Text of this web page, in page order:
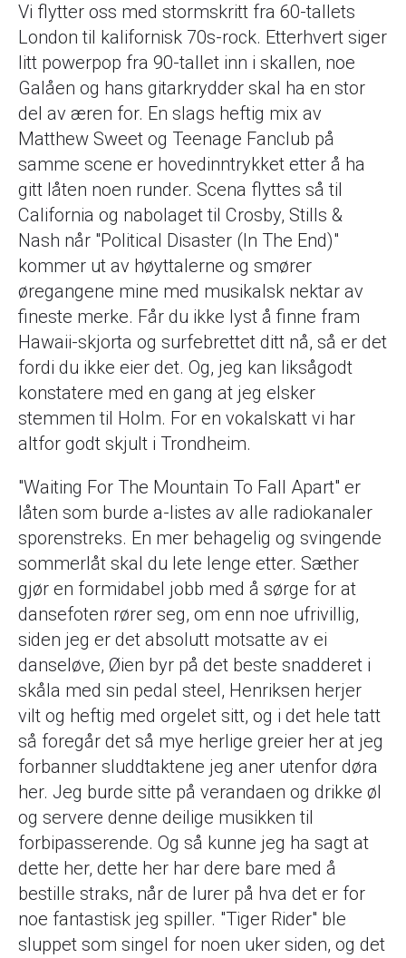
Vi flytter oss med stormskritt fra 60-tallets
London til kalifornisk 70s-rock. Etterhvert siger
litt powerpop fra 90-tallet inn i skallen, noe
Galåen og hans gitarkrydder skal ha en stor
del av æren for. En slags heftig mix av
Matthew Sweet og Teenage Fanclub på
samme scene er hovedinntrykket etter å ha
gitt låten noen runder. Scena flyttes så til
California og nabolaget til Crosby, Stills &
Nash når "Political Disaster (In The End)"
kommer ut av høyttalerne og smører
øregangene mine med musikalsk nektar av
fineste merke. Får du ikke lyst å finne fram
Hawaii-skjorta og surfebrettet ditt nå, så er det
fordi du ikke eier det. Og, jeg kan liksågodt
konstatere med en gang at jeg elsker
stemmen til Holm. For en vokalskatt vi har
altfor godt skjult i Trondheim.
"Waiting For The Mountain To Fall Apart" er
låten som burde a-listes av alle radiokanaler
sporenstreks. En mer behagelig og svingende
sommerlåt skal du lete lenge etter. Sæther
gjør en formidabel jobb med å sørge for at
dansefoten rører seg, om enn noe ufrivillig,
siden jeg er det absolutt motsatte av ei
danseløve, Øien byr på det beste snadderet i
skåla med sin pedal steel, Henriksen herjer
vilt og heftig med orgelet sitt, og i det hele tatt
så foregår det så mye herlige greier her at jeg
forbanner sluddtaktene jeg aner utenfor døra
her. Jeg burde sitte på verandaen og drikke øl
og servere denne deilige musikken til
forbipasserende. Og så kunne jeg ha sagt at
dette her, dette her har dere bare med å
bestille straks, når de lurer på hva det er for
noe fantastisk jeg spiller. "Tiger Rider" ble
sluppet som singel for noen uker siden, og det